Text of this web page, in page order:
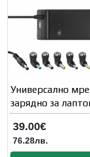
Универсално
зарядно за
39.00€
76.28лв.